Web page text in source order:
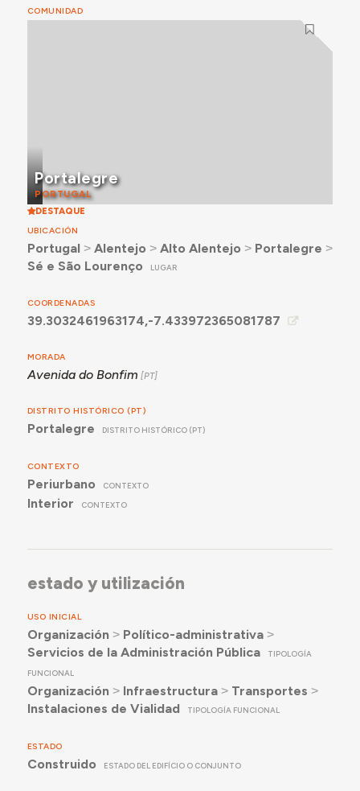
COMUNIDAD
Portalegre
PORTUGAL
DESTAQUE
UBICACIÓN
Portugal ˃ Alentejo ˃ Alto Alentejo ˃ Portalegre ˃
Sé e São Lourenço
LUGAR
COORDENADAS
39.3032461963174,-7.433972365081787
MORADA
Avenida do Bonfim
DISTRITO HISTÓRICO (PT)
Portalegre DISTRITO HISTÓRICO (PT)
CONTEXTO
Periurbano CONTEXTO
Interior CONTEXTO
estado y utilización
USO INICIAL
Organización ˃ Político-administrativa˃
Servicios de la Administración Pública
TIPOLOGÍA
FUNCIONAL
Organización ˃ Infraestructura˃ Transportes ˃
Instalaciones de Vialidad
TIPOLOGÍA FUNCIONAL
ESTADO
Construido ESTADO DEL EDIFÍCIO O CONJUNTO